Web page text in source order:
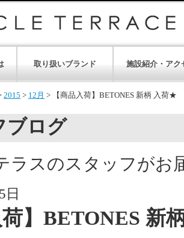
取り扱いブランド 施設紹介・アク
2015 > 12月 > 【商品入荷】BETONES 新柄 入荷★
ブログ
ラスのスタッフがお
日
荷】BETONES 新